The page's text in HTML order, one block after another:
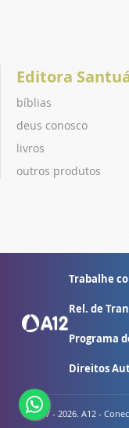
Editora
bíblias
deus conosco
livros
outros produtos
Trabalhe
Rel. de
Programa
Direitos
© 2007 - 2026. A12 -